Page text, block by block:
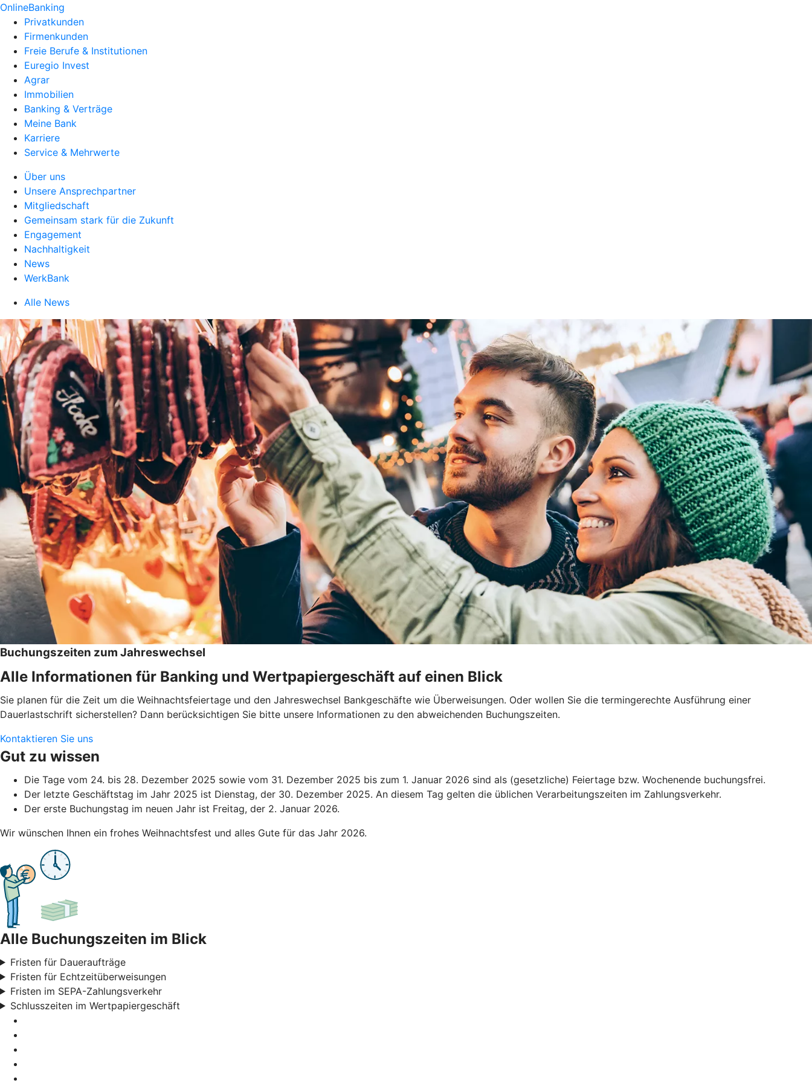
OnlineBanking
Privatkunden
Firmenkunden
Freie Berufe & Institutionen
Euregio Invest
Agrar
Immobilien
Banking & Verträge
Meine Bank
Karriere
Service & Mehrwerte
Über uns
Unsere Ansprechpartner
Mitgliedschaft
Gemeinsam stark für die Zukunft
Engagement
Nachhaltigkeit
News
WerkBank
Alle News
Buchungszeiten zum Jahreswechsel
Alle Informationen für Banking und Wertpapiergeschäft auf einen Blick
Sie planen für die Zeit um die Weihnachtsfeiertage und den Jahreswechsel Bankgeschäfte wie Überweisungen. Oder wollen Sie die termingerechte Ausführung einer
Dauerlastschrift sicherstellen? Dann berücksichtigen Sie bitte unsere Informationen zu den abweichenden Buchungszeiten.
Kontaktieren Sie uns
Gut zu wissen
Die Tage vom 24. bis 28. Dezember 2025 sowie vom 31. Dezember 2025 bis zum 1. Januar 2026 sind als (gesetzliche) Feiertage bzw. Wochenende buchungsfrei.
Der letzte Geschäftstag im Jahr 2025 ist Dienstag, der 30. Dezember 2025. An diesem Tag gelten die üblichen Verarbeitungszeiten im Zahlungsverkehr.
Der erste Buchungstag im neuen Jahr ist Freitag, der 2. Januar 2026.
Wir wünschen Ihnen ein frohes Weihnachtsfest und alles Gute für das Jahr 2026.
Alle Buchungszeiten im Blick
Fristen für Daueraufträge
Fristen für Echtzeitüberweisungen
Fristen im SEPA-Zahlungsverkehr
Schlusszeiten im Wertpapiergeschäft